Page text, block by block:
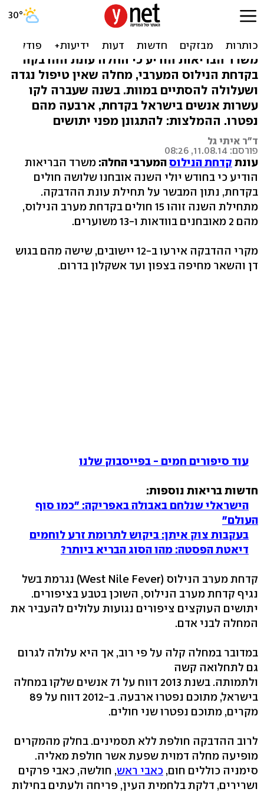
קדחת הנילוס הגיעה לישראל:
משרד הבריאות הודיע כי החלה עונת ההדבקה
בקדחת הנילוס המערבי, מחלה שאין טיפול נגדה
ושעלולה להסתיים במוות. בשנה שעברה לקו
עשרות אנשים בישראל בקדחת, ארבעה מהם
נפטרו. ההמלצות: להתגונן מפני יתושים
ד"ר איתי גל
פורסם: 11.08.14, 08:26
עונת קדחת הנילוסהמערבי החלה: משרד הבריאות
הודיע כי בחודש יולי השנה אובחנו שלושה חולים
בקדחת, נתון המבשר על תחילת עונת ההדבקה.
מתחילת השנה זוהו 15 חולים בקדחת מערב הנילוס,
מהם 2 מאובחנים בוודאות ו-13 משוערים.
מקרי ההדבקה אירעו ב-12 יישובים, שישה מהם בגוש
דן והשאר מחיפה בצפון ועד אשקלון בדרום.
עוד סיפורים חמים - בפייסבוק שלנו
חדשות בריאות נוספות:
הישראלי שנלחם באבולה באפריקה: "כמו סוף
העולם"
בעקבות צוק איתן: ביקוש לתרומת זרע לוחמים
דיאטת הפסטה: מהו הסוג הבריא ביותר?
קדחת מערב הנילוס (West Nile Fever) נגרמת בשל
נגיף קדחת מערב הנילוס, השוכן בטבע בציפורים.
יתושים העוקצים ציפורים נגועות עלולים להעביר את
המחלה לבני אדם.
במדובר במחלה קלה על פי רוב, אך היא עלולה לגרום
גם לתחלואה קשה
ולתמותה. בשנת 2013 דווח על 71 אנשים שלקו במחלה
בישראל, מתוכם נפטרו ארבעה. ב-2012 דווח על 89
מקרים, מתוכם נפטרו שני חולים.
לרוב ההדבקה חולפת ללא תסמינים. בחלק מהמקרים
מופיעה מחלה דמוית שפעת אשר חולפת מאליה.
סימניה כוללים חום, כאבי ראש, חולשה, כאבי פרקים
ושרירים, דלקת בלחמית העין, פריחה ולעתים בחילות